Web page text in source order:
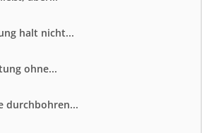
halt nicht...
ohne...
durchbohren...